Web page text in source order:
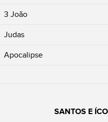
3 João
Judas
Apocalipse
SANTOS E